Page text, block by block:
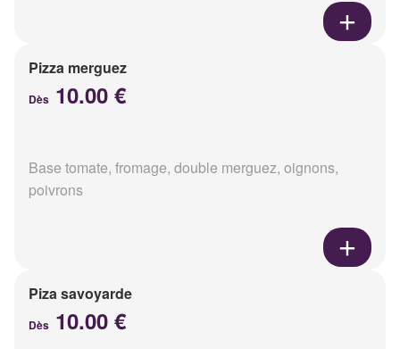
Pizza merguez
Dès 10.00 €
Base tomate, fromage, double merguez, oignons,
poivrons
Piza savoyarde
Dès 10.00 €